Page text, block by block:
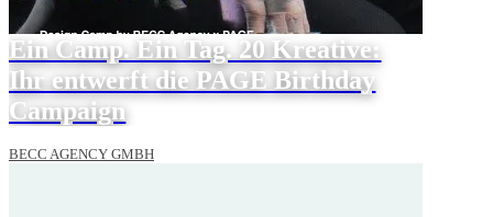
Ein Camp. Ein Tag. 20 Kreative:
Ihr entwerft die PAGE Birthday
Campaign
BECC AGENCY GMBH